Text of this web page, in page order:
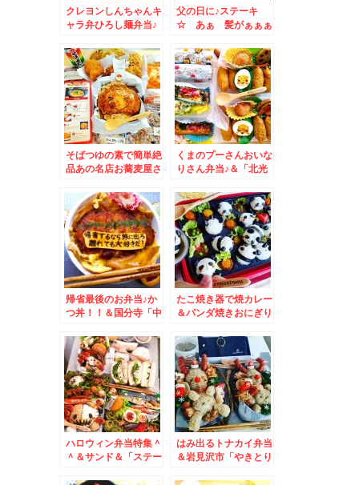
クレヨンしんちゃんキ
ャラ弁ひろし麺弁当♪
ルモン♪
父の日に♪ステーキ
☆ あぁ 髪がぁぁぁ
ステーキ☆
そばつゆの素で簡単絶
品あの名店お蕎麦屋さ
きちゃう～(*´艸`*)＆
おかずバイキング弁
当！！
くまのプーさんおいな
りさん弁当♪＆「北光
「塩ホルモン」「ユッ
ケジャンスープ」(*
´艸`*)
帰省最後のお弁当♪か
つ丼！！＆国分寺「中
堺東店
たこ焼き器で焼カレー
＆パンダ焼きおにぎり
ゆら」は飲食だだけで
もできます＾＾「熟成
三元豚のロースカツ定
食」８８０円Σ(ﾟДﾟ)
お得で美味しい！
ハロウィン弁当特集＾
＾＆サンド＆「ステー
はみ出るトナカイ弁当
＆岩見沢市「やきとり